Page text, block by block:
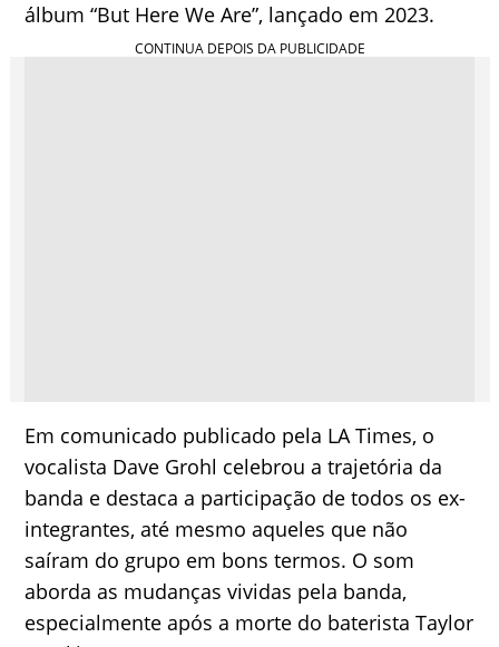
álbum “But Here We Are”, lançado em 2023.
Em comunicado publicado pela LA Times, o
vocalista Dave Grohl celebrou a trajetória da
banda e destaca a participação de todos os ex-
integrantes, até mesmo aqueles que não
saíram do grupo em bons termos. O som
aborda as mudanças vividas pela banda,
especialmente após a morte do baterista Taylor